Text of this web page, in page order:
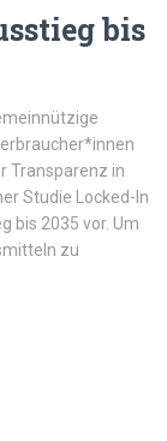
bis
Transparenz in
Studie Locked-In
bis 2035 vor. Um
zu